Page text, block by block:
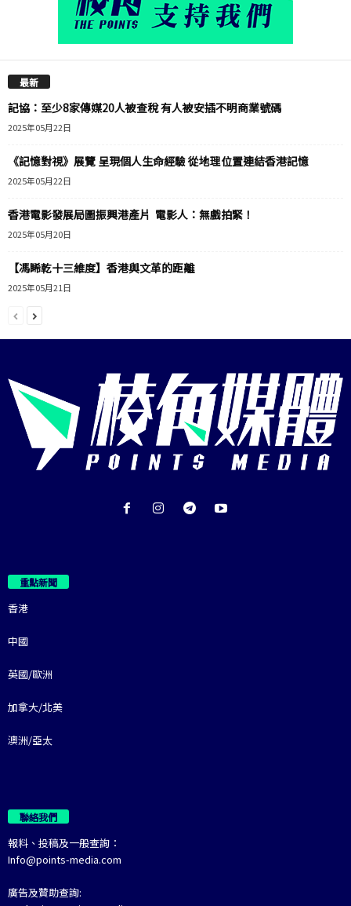
最新
記協：至少8家傳媒20人被查稅 有人被安插不明商業號碼
2025年05月22日
《記憶對視》展覽 呈現個人生命經驗 從地理位置連結香港記憶
2025年05月22日
香港電影發展局圖振興港產片 電影人：無戲拍緊！
2025年05月20日
【馮睎乾十三維度】香港與文革的距離
2025年05月21日
重點新聞
香港
中國
英國/歐洲
加拿大/北美
澳洲/亞太
聯絡我們
報料、投稿及一般查詢：
Info@points-media.com
廣告及贊助查詢: